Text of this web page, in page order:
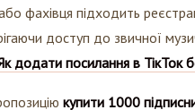
фахівця підходить
доступ до звичної
додати посилання в ТікТок
купити 1000